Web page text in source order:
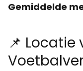
Gemiddelde
📌 Locatie